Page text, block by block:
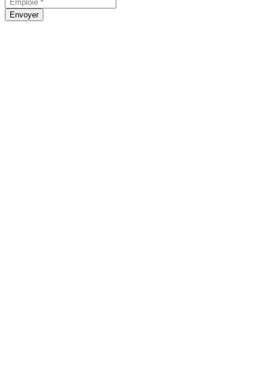
Envoyer